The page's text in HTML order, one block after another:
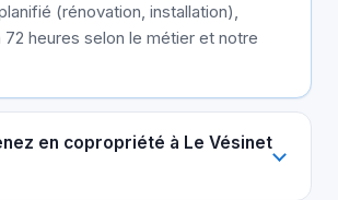
(rénovation, installation),
heures selon le métier et notre
en copropriété à Le Vésinet